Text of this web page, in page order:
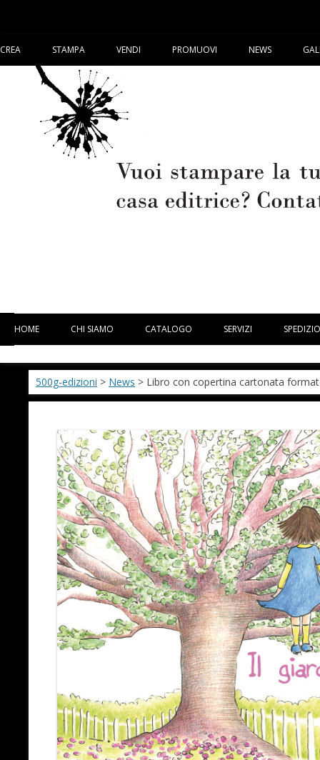
CREA STAMPA VENDI PROMUOVI NEWS
HOME CHI SIAMO CATALOGO SERVIZI
500g-edizioni > News > Libro con copertina cartonata